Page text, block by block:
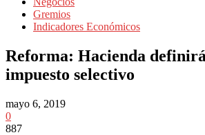
Gremios
Indicadores Económicos
Reforma: Hacienda
impuesto selectivo
mayo 6, 2019
0
887